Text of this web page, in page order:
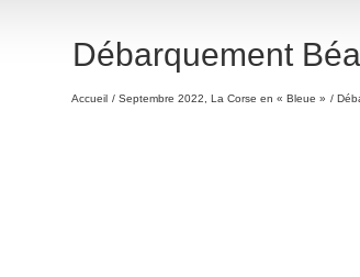
Débarquement
Accueil Septembre 2022, La Corse en « Bleue »